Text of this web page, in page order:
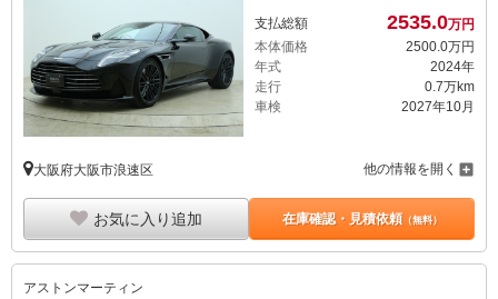
支払総額 2535.0万円
本体価格
2500. 0万円
年式
2024年
走行
0.7万km
車検
2027年10月
大阪府大阪市浪速区 他の情報を開く
お気に入り追加 在庫確認・見積依頼（無料）
アストンマーティン